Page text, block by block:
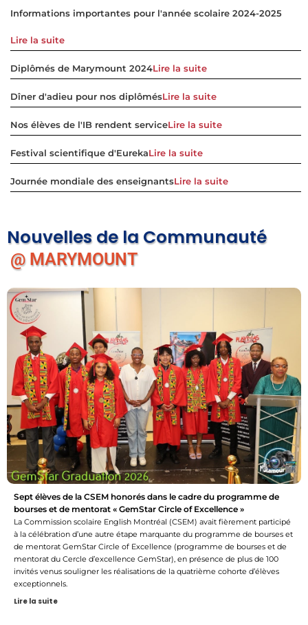
Informations importantes pour l'année scolaire 2024-2025
Lire la suite
Diplômés de Marymount 2024Lire la suite
Dîner d'adieu pour nos diplômésLire la suite
Nos élèves de l'IB rendent serviceLire la suite
Festival scientifique d'EurekaLire la suite
Journée mondiale des enseignantsLire la suite
Nouvelles de la Communauté
@ MARYMOUNT
Sept élèves de la CSEM honorés dans le cadre du programme de
bourses et de mentorat « GemStar Circle of Excellence »
La Commission scolaire English Montréal (CSEM) avait fièrement participé
à la célébration d’une autre étape marquante du programme de bourses et
de mentorat GemStar Circle of Excellence (programme de bourses et de
mentorat du Cercle d’excellence GemStar), en présence de plus de 100
invités venus souligner les réalisations de la quatrième cohorte d’élèves
exceptionnels.
Lire la suite